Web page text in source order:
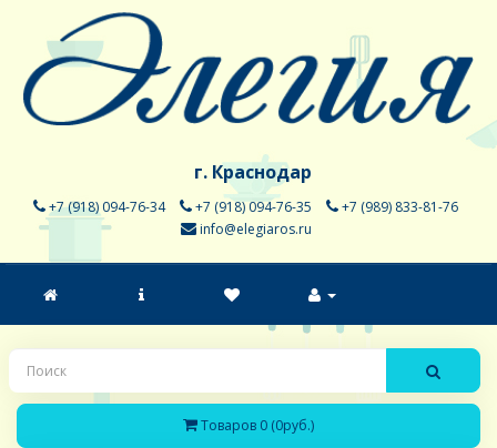
г. Краснодар
+7 (918) 094-76-34 +7 (918) 094-76-35
+7 (989) 833-81-76
info@elegiaros.ru
Товаров 0 (0руб.)